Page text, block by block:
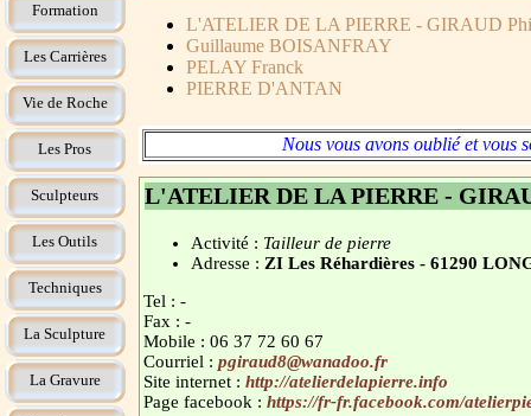
Formation
Les Carrières
Vie de Roche
Les Pros
Sculpteurs
Les Outils
Techniques
La Sculpture
La Gravure
L'ATELIER DE LA PIERRE - GIRAUD
Guillaume BOISANFRAY
PELAY Franck
PIERRE D'ANTAN
Nous vous avons oublié et vous
L'ATELIER DE LA PIERRE -
Activité : Tailleur de pierre
Adresse : ZI Les Réhardières - 61290
Tel : -
Fax : -
Mobile : 06 37 72 60 67
Courriel : pgiraud8@wanadoo.fr
Site internet : http://atelierdelapierre.info
Page facebook : https://fr-fr.facebook.com/